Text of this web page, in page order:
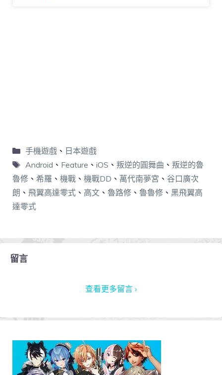
手機遊戲、 日本遊戲
Android 、 Feature 、 iOS 、 叛逆的圓舞曲 、 叛逆的魯
魯修 、 希羅 、 機戰 、 機戰DD 、 萬代南夢宮 、 谷口廣次
朗 、 飛翼高達零式 、 高文 、 魯路修 、 魯魯修 、 黑飛翼高
達零式
留言
查看更多留言 ›